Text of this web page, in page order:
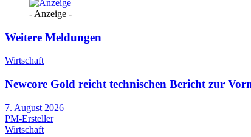
- Anzeige -
Weitere Meldungen
Wirtschaft
Newcore Gold reicht technischen Bericht zur
7. August 2026
PM-Ersteller
Wirtschaft